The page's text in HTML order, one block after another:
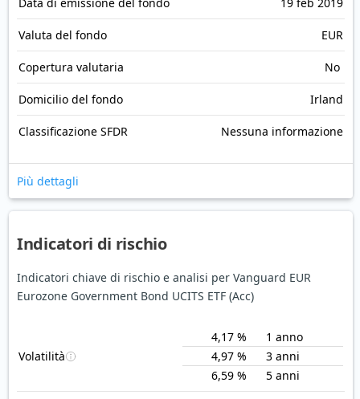
Valuta del fondo EUR
Copertura valutaria No
Domicilio del fondo Irland
Classificazione SFDR Nessuna informazione
Più dettagli
Indicatori di rischio
Indicatori chiave di rischio e analisi per Vanguard EUR
Eurozone Government Bond UCITS ETF (Acc)
Volatilità
4,17 %
1 anno
4,97 %
3 anni
6,59 %
5 anni